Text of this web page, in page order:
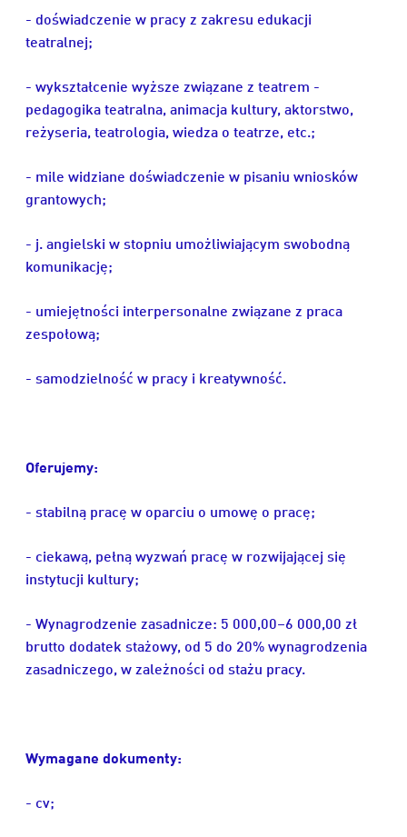
- doświadczenie w pracy z zakresu edukacji
teatralnej;
- wykształcenie wyższe związane z teatrem -
pedagogika teatralna, animacja kultury, aktorstwo,
reżyseria, teatrologia, wiedza o teatrze, etc.;
- mile widziane doświadczenie w pisaniu wniosków
grantowych;
- j. angielski w stopniu umożliwiającym swobodną
komunikację;
- umiejętności interpersonalne związane z praca
zespołową;
- samodzielność w pracy i kreatywność.
Oferujemy:
- stabilną pracę w oparciu o umowę o pracę;
- ciekawą, pełną wyzwań pracę w rozwijającej się
instytucji kultury;
- Wynagrodzenie zasadnicze: 5 000,00–6 000,00 zł
brutto dodatek stażowy, od 5 do 20% wynagrodzenia
zasadniczego, w zależności od stażu pracy.
Wymagane dokumenty:
- cv;